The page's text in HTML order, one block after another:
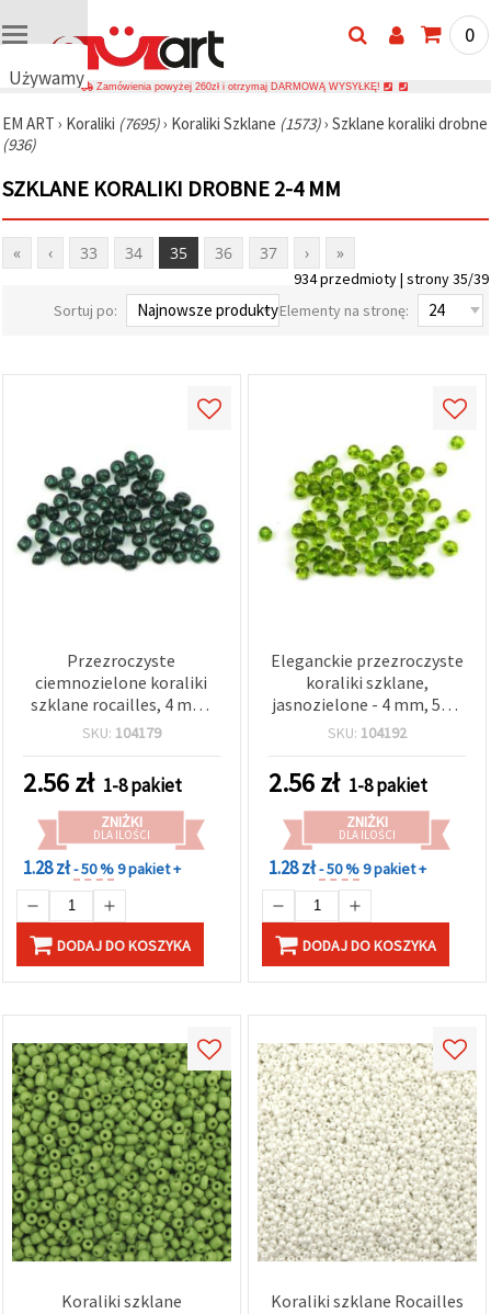
Używamy
cookie
🍪
plików
podobnych
aby
działanie
analizować
wyświetlać
bardziej
trafne treści
oraz
partnerów
analitycznych
zgodzić się
używanie
wszystkich
plików
cookie,
klikając
wszystkie!"
lub
wskazać
swoje
preferencje
dany typ
plików
cookie i
klikając
przycisk
"Zapisz"
Akceptuj
wszystkie
Ustawienia
0
Zamówienia powyżej 260zł i otrzymaj DARMOWĄ WYSYŁKĘ!
EM ART › Koraliki (7695)› Koraliki Szklane (1573)› Szklane koraliki drobne
(936)
SZKLANE KORALIKI DROBNE 2-4 MM
« ‹ 33 34 35 36 37 › »
934 przedmioty | strony 35/39
Sortuj po:
Elementy na stronę:
Przezroczyste
ciemnozielone koraliki
szklane rocailles, 4 mm,
okrągłe, opakowanie 50 g
DIY, beadingu i rękodzieła
SKU: 104179
2.56zł 1-8 pakiet
ZNIŻKI
DLA ILOŚCI
1.28 zł- 50 %9 pakiet +
DODAJ DO KOSZYKA
Eleganckie przezroczyste
koraliki szklane,
jasnozielone - 4 mm, 50 g
- idealne do bransoletek,
SKU: 104192
2.56zł 1-8 pakiet
ZNIŻKI
DLA ILOŚCI
1.28 zł- 50 %9 pakiet +
DODAJ DO KOSZYKA
Koraliki szklane
Koraliki szklane Rocailles